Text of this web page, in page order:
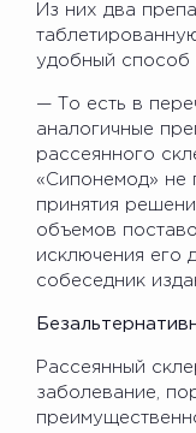
Из них два
удобный способ
— То есть в
аналогичные
рассеянного
«Сипонемод» не
принятия
объемов
исключения его
собеседник
Рассеянный
заболевание,